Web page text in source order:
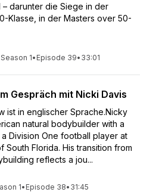
– darunter die Siege in der
Klasse, in der Masters over 50-
Season 1• Episode 39• 33:01
Gespräch mit Nicki Davis
ist in englischer Sprache.Nicky
natural bodybuilder with a
Division One football player at
South Florida. His transition from
reflects a jou...
1• Episode 38• 31:45